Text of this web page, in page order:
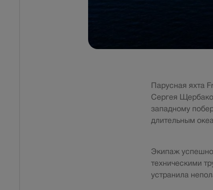
Парусная яхта
Сергея
западному
длительным
Экипаж успешно
техническими
устранила